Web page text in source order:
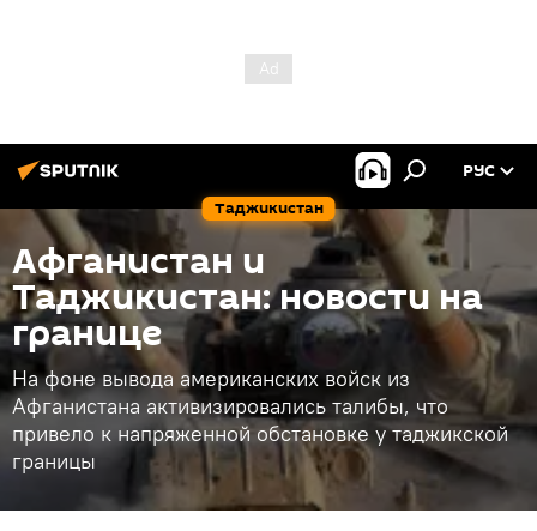
Таджикистан
РУС
Афганистан и
Таджикистан: новости на
границе
На фоне вывода американских войск из
Афганистана активизировались талибы, что
привело к напряженной обстановке у таджикской
границы